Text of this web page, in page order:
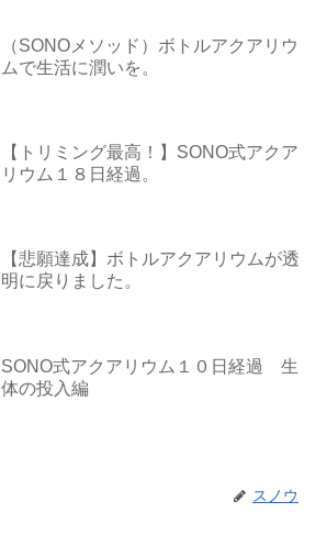
（SONOメソッド）ボトルアクアリウ
ムで生活に潤いを。
【トリミング最高！】SONO式アクア
リウム１８日経過。
【悲願達成】ボトルアクアリウムが透
明に戻りました。
SONO式アクアリウム１０日経過 生
体の投入編
スノウ